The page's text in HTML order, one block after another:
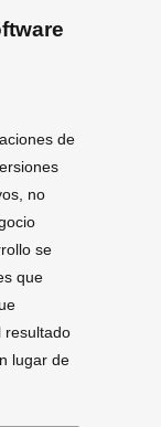
de
no
se
que
resultado
lugar de